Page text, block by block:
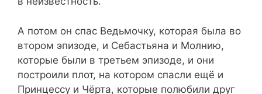
А потом он спас Ведьмочку, которая была во
втором эпизоде, и Себастьяна и Молнию,
которые были в третьем эпизоде, и они
построили плот, на котором спасли ещё и
Принцессу и Чёрта, которые полюбили друг